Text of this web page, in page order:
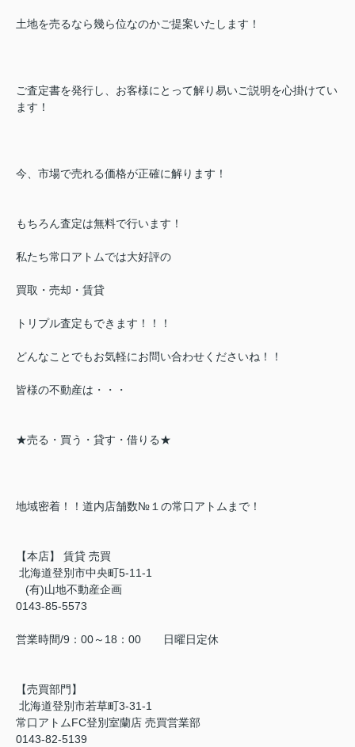
土地を売るなら幾ら位なのかご提案いたします！
ご査定書を発行し、お客様にとって解り易いご説明を心掛けてい
ます！
今、市場で売れる価格が正確に解ります！
もちろん査定は無料で行います！
私たち常口アトムでは大好評の
買取・売却・賃貸
トリプル査定もできます！！！
どんなことでもお気軽にお問い合わせくださいね！！
皆様の不動産は・・・
★売る・買う・貸す・借りる★
地域密着！！道内店舗数№１の常口アトムまで！
【本店】 賃貸 売買
北海道登別市中央町5-11-1
(有)山地不動産企画
0143-85-5573
営業時間/9：00～18：00 日曜日定休
【売買部門】
北海道登別市若草町3-31-1
常口アトムFC登別室蘭店 売買営業部
0143-82-5139